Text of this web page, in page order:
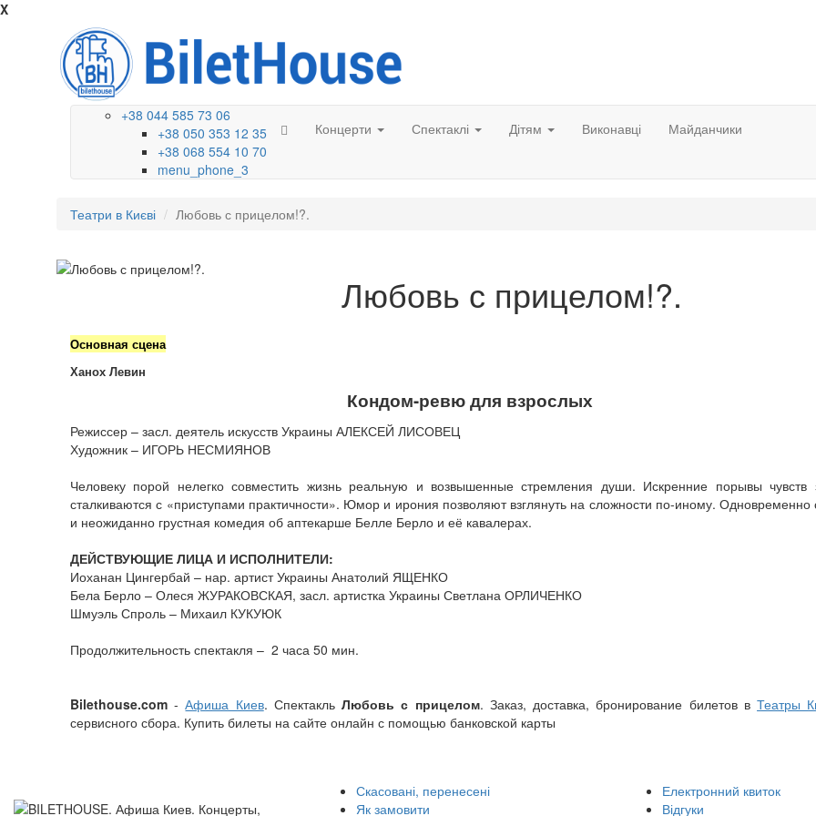
X
+38 044 585 73 06
+38 050 353 12 35
+38 068 554 10 70
menu_phone_3
Концерти Спектаклі Дітям Виконавці Майданчики
Театри в Києві Любовь с прицелом!?.
Любовь с прицелом!?.
Основная сцена
Ханох Левин
Кондом-ревю для взрослых
Режиссер – засл. деятель искусств Украины АЛЕКСЕЙ ЛИСОВЕЦ
Художник – ИГОРЬ НЕСМИЯНОВ
Человеку порой нелегко совместить жизнь реальную и возвышенные стремления души. Искренние порывы чувств
сталкиваются с «приступами практичности». Юмор и ирония позволяют взглянуть на сложности по-иному.
и неожиданно грустная комедия об аптекарше Белле Берло и её кавалерах.
ДЕЙСТВУЮЩИЕ ЛИЦА И ИСПОЛНИТЕЛИ:
Иоханан Цингербай – нар. артист Украины Анатолий ЯЩЕНКО
Бела Берло – Олеся ЖУРАКОВСКАЯ, засл. артистка Украины Светлана ОРЛИЧЕНКО
Шмуэль Спроль – Михаил КУКУЮК
Продолжительность спектакля – 2 часа 50 мин.
Bilethouse.com -Афиша Киев. СпектакльЛюбовь с прицелом. Заказ, доставка, бронирование билетов вТеатры
сервисного сбора. Купить билеты на сайте онлайн с помощью банковской карты
Скасовані, перенесені
Як замовити
Електронний квиток
Відгуки